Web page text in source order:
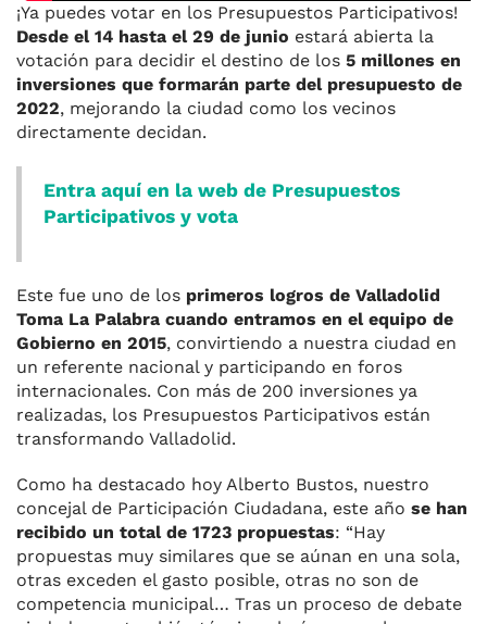
¡Ya puedes votar en los Presupuestos Participativos!
Desde el 14 hasta el 29 de junio estará abierta la
votación para decidir el destino de los 5 millones en
inversiones que formarán parte del presupuesto de
2022, mejorando la ciudad como los vecinos
directamente decidan.
Entra aquí en la web de Presupuestos
Participativos y vota
Este fue uno de los primeros logros de Valladolid
Toma La Palabra cuando entramos en el equipo de
Gobierno en 2015, convirtiendo a nuestra ciudad en
un referente nacional y participando en foros
internacionales. Con más de 200 inversiones ya
realizadas, los Presupuestos Participativos están
transformando Valladolid.
Como ha destacado hoy Alberto Bustos, nuestro
concejal de Participación Ciudadana, este año se han
recibido un total de 1723 propuestas: “Hay
propuestas muy similares que se aúnan en una sola,
otras exceden el gasto posible, otras no son de
competencia municipal… Tras un proceso de debate